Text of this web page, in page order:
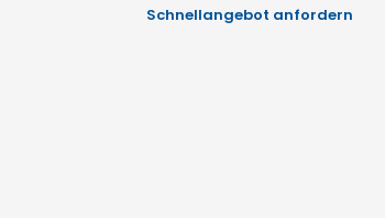
Schnellangebot anfordern